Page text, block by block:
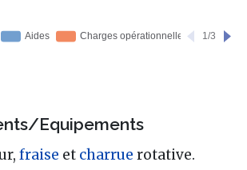
Equipements
fraise et charrue rotative.